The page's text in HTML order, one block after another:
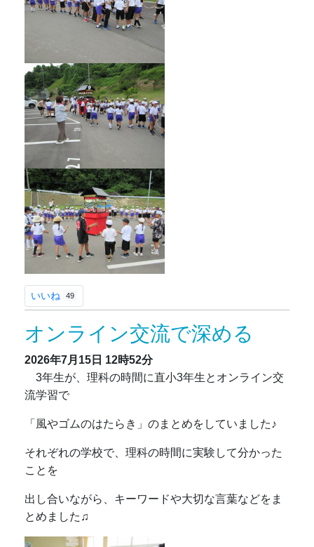
いいね 49
オンライン交流で深める
2026年7月15日 12時52分
3年生が、理科の時間に直小3年生とオンライン交
流学習で
「風やゴムのはたらき」のまとめをしていました♪
それぞれの学校で、理科の時間に実験して分かった
ことを
出し合いながら、キーワードや大切な言葉などをま
とめました♫